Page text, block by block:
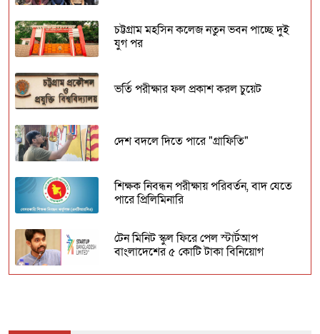
চট্টগ্রাম মহসিন কলেজ নতুন ভবন পাচ্ছে দুই
যুগ পর
ভর্তি পরীক্ষার ফল প্রকাশ করল চুয়েট
দেশ বদলে দিতে পারে "গ্রাফিতি"
শিক্ষক নিবন্ধন পরীক্ষায় পরিবর্তন, বাদ যেতে
পারে প্রিলিমিনারি
টেন মিনিট স্কুল ফিরে পেল স্টার্টআপ
বাংলাদেশের ৫ কোটি টাকা বিনিয়োগ